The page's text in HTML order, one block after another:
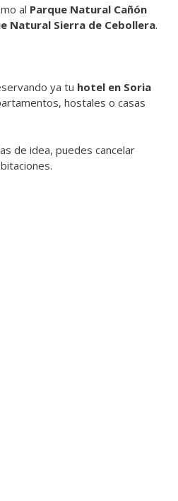
al Parque Natural Cañón
Natural Sierra de Cebollera.
ya tu hotel en Soria
hostales o casas
de idea, puedes cancelar